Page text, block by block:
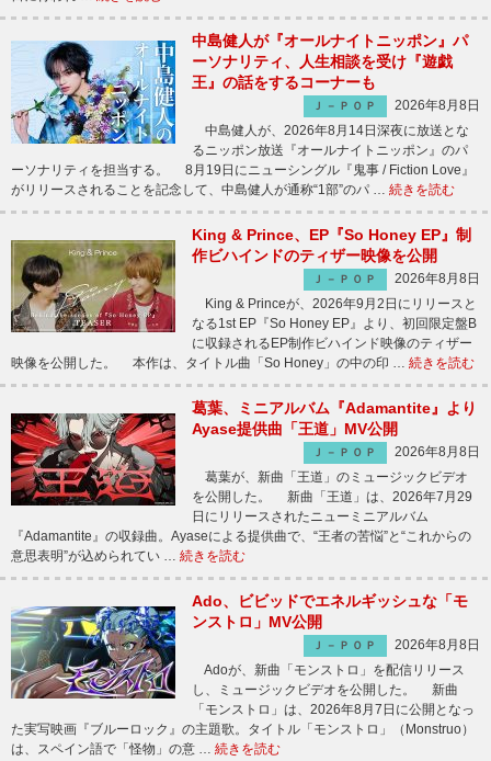
中島健人が『オールナイトニッポン』パ
ーソナリティ、人生相談を受け『遊戯
王』の話をするコーナーも
Ｊ－ＰＯＰ
2026年8月8日
中島健人が、2026年8月14日深夜に放送とな
るニッポン放送『オールナイトニッポン』のパ
ーソナリティを担当する。 8月19日にニューシングル『鬼事 / Fiction Love』
がリリースされることを記念して、中島健人が通称“1部”のパ … 続きを読む
King & Prince、EP『So Honey EP』制
作ビハインドのティザー映像を公開
Ｊ－ＰＯＰ
2026年8月8日
King & Princeが、2026年9月2日にリリースと
なる1st EP『So Honey EP』より、初回限定盤B
に収録されるEP制作ビハインド映像のティザー
映像を公開した。 本作は、タイトル曲「So Honey」の中の印 … 続きを読む
葛葉、ミニアルバム『Adamantite』より
Ayase提供曲「王道」MV公開
Ｊ－ＰＯＰ
2026年8月8日
葛葉が、新曲「王道」のミュージックビデオ
を公開した。 新曲「王道」は、2026年7月29
日にリリースされたニューミニアルバム
『Adamantite』の収録曲。Ayaseによる提供曲で、“王者の苦悩”と“これからの
意思表明”が込められてい … 続きを読む
Ado、ビビッドでエネルギッシュな「モ
ンストロ」MV公開
Ｊ－ＰＯＰ
2026年8月8日
Adoが、新曲「モンストロ」を配信リリース
し、ミュージックビデオを公開した。 新曲
「モンストロ」は、2026年8月7日に公開となっ
た実写映画『ブルーロック』の主題歌。タイトル「モンストロ」（Monstruo）
は、スペイン語で「怪物」の意 … 続きを読む